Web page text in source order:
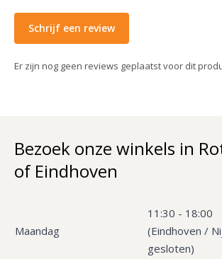
Schrijf een review
Er zijn nog geen reviews geplaatst voor dit
Bezoek onze winkels in
of Eindhoven
Maandag
11:30 - 18:00
(Eindhoven /
gesloten)